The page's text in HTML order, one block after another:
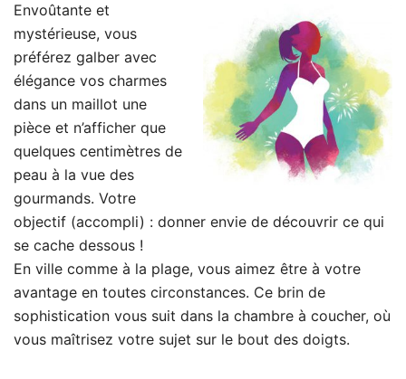
Envoûtante et
mystérieuse, vous
préférez galber avec
élégance vos charmes
dans un maillot une
pièce et n’afficher que
quelques centimètres de
peau à la vue des
gourmands. Votre
objectif (accompli) : donner envie de découvrir ce qui
se cache dessous !
En ville comme à la plage, vous aimez être à votre
avantage en toutes circonstances. Ce brin de
sophistication vous suit dans la chambre à coucher, où
vous maîtrisez votre sujet sur le bout des doigts.